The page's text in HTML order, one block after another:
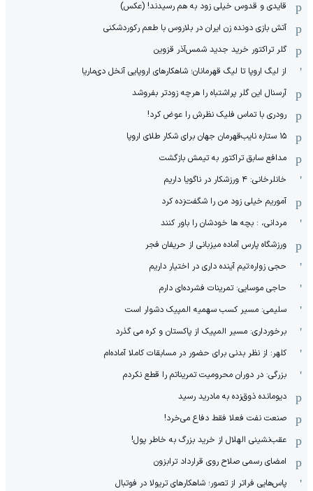
قایدی و قدوس خیلی زود به هم رسیدند! (عکس)
آتش بازی دونده زن ایران در بلاروس با طعم رکوردشکنی
گلر تراکتور خرید جدید شمس‌آذر قزوین
از لیگ اروپا تا لیگ قهرمانان؛ شاهکارهای اروپایی آنخل دی‌ماریا
آرسنال این گلر پراشتباه را هرچه زودتر بفروشد
رودری با تماس فلیک نظرش را عوض کرد!
١۵ ستاره نایب‌قهرمان جهان برای شکار طلای اروپا
مدافع سابق تراکتور به تیمش بازگشت
خانلرخانی: ۴ ورزشکار در ناگویا داریم
آموریم خیلی زود من را شگفت‌زده کرد
مردانی، : بچه ها خودشان را باور کنند
ورزشگاه پارس آماده میزبانی از حریفان فجر
حجی زواره:تیم آینده داری در اختیار داریم
حاجی موسایی: تمرینات فشرده‌ای دارم
سلیمی: مسیر کسب سهمیه المپیک دشوار است
برخورداری: مسیر المپیک از پاکستان و کره می گذرد
کلهر: از نظر بدنی برای حضور در مسابقات کاملا آماده‌ام
بزرگی: در دوران محرومیت تمریناتم را قطع نکردم
دیومانده ذوق‌زده به مادرید رسید
صنعت نفت فعلا فقط دفاع می‌خرد!
عقب‌نشینی الهلال از خرید بزرگ به خاطر پول!
امضای رسمی صلاح روی قرارداد ترابزون
پاس‌هایی فراتر از تصور؛ شاهکارهای تریولا در فوتبال